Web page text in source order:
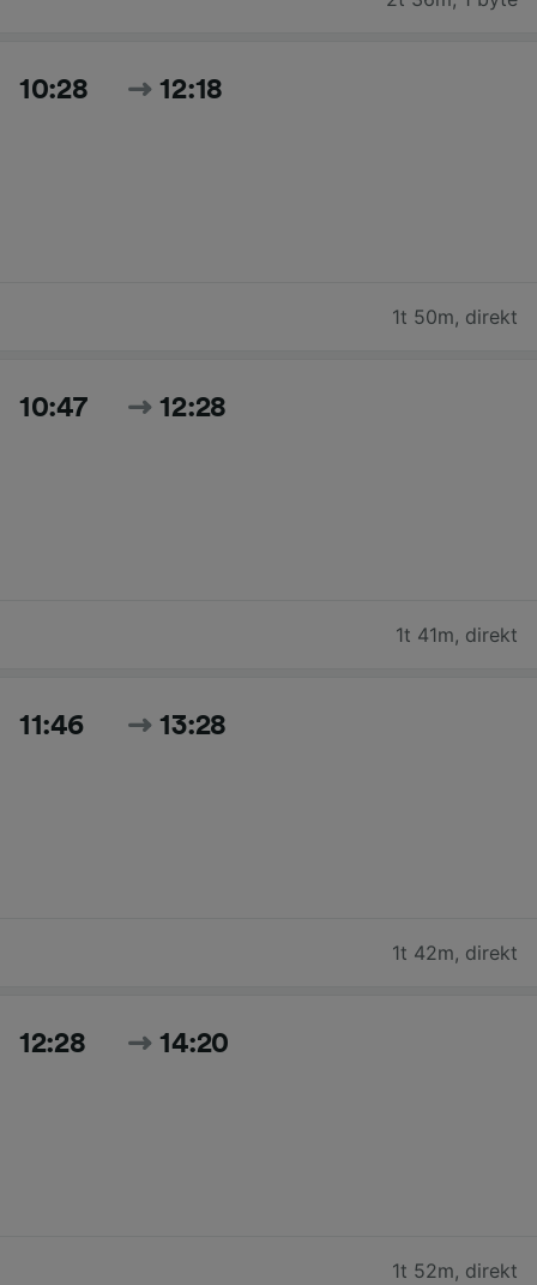
10:28 12:18
1t 50m, direkt
10:47 12:28
1t 41m, direkt
11:46 13:28
1t 42m, direkt
12:28 14:20
1t 52m, direkt